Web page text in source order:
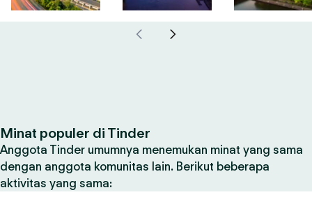
Minat populer di Tinder
Anggota Tinder umumnya menemukan minat yang sama
dengan anggota komunitas lain. Berikut beberapa
aktivitas yang sama: